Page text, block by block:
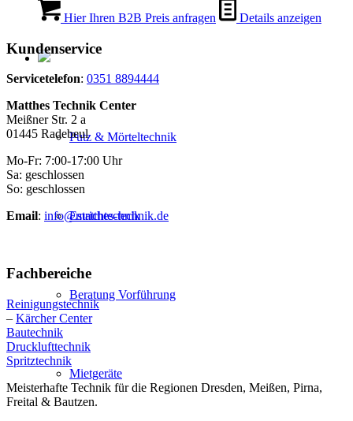
Putz & Mörteltechnik
Estrichtechnik
Beratung Vorführung
Mietgeräte
Hier Ihren B2B Preis anfragen Details anzeigen
Kundenservice
Servicetelefon: 0351 8894444
Matthes Technik Center
Meißner Str. 2 a
01445 Radebeul
Mo-Fr: 7:00-17:00 Uhr
Sa: geschlossen
So: geschlossen
Email: info@matthes-technik.de
Fachbereiche
Reinigungstechnik
– Kärcher Center
Bautechnik
Drucklufttechnik
Spritztechnik
Meisterhafte Technik für die Regionen Dresden, Meißen, Pirna,
Freital & Bautzen.